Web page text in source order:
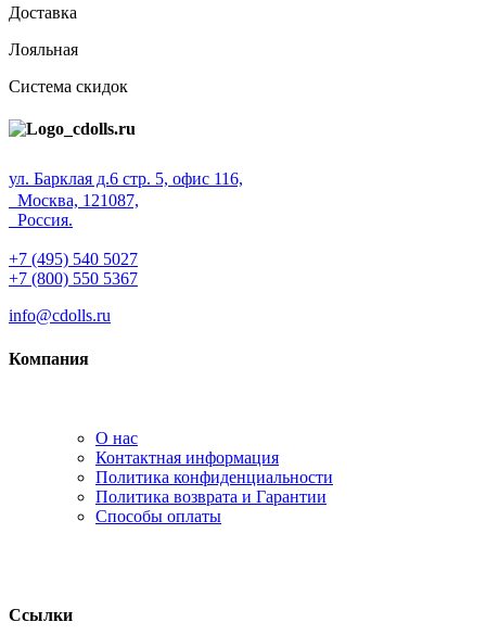
Доставка
Лояльная
Система скидок
ул. Барклая д.6 стр. 5, офис 116,
Москва, 121087,
Россия.
+7 (495) 540 5027
+7 (800) 550 5367
info@cdolls.ru
Компания
О нас
Контактная информация
Политика конфиденциальности
Политика возврата и Гарантии
Способы оплаты
Ссылки